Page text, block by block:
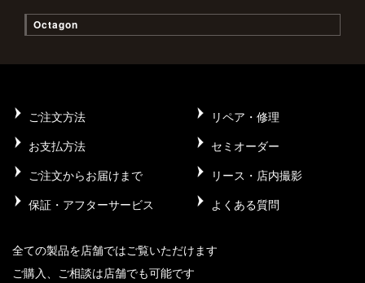
Octagon
ご注文方法
リペア・修理
お支払方法
セミオーダー
ご注文からお届けまで
リース・店内撮影
保証・アフターサービス
よくある質問
全ての製品を店舗ではご覧いただけます
ご購入、ご相談は店舗でも可能です